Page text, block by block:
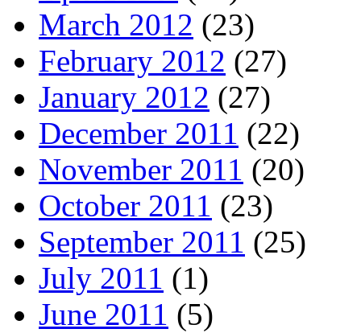
March 2012 (23)
February 2012 (27)
January 2012 (27)
December 2011 (22)
November 2011 (20)
October 2011 (23)
September 2011 (25)
July 2011 (1)
June 2011 (5)